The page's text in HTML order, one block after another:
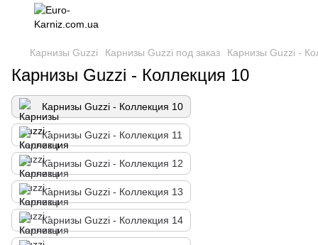
Карнизы Guzzi Карнизы Guzzi под заказ Карнизы Guzzi -
Карнизы Guzzi - Коллекция 10
Карнизы Guzzi - Коллекция 10
Карнизы Guzzi - Коллекция 11
Карнизы Guzzi - Коллекция 12
Карнизы Guzzi - Коллекция 13
Карнизы Guzzi - Коллекция 14